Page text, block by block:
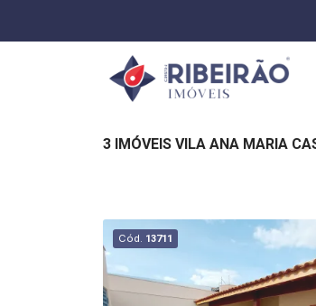
3 IMÓVEIS VILA ANA MARIA
Cód. 13711